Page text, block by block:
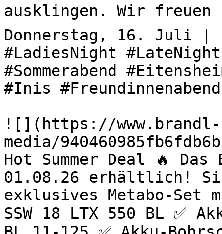
ausklingen. Wir freuen
Donnerstag, 16. Juli |
#LadiesNight
#Sommerabend
#Inis
![](https://
media/
Hot Summer Deal 🔥 Das
01.08.26 erhältlich!
exklusives Metabo-Set
SSW 18 LTX 550 BL ✅